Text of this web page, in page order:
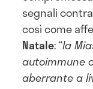
segnali
così come
Natale: “la
autoimmune
aberrante a